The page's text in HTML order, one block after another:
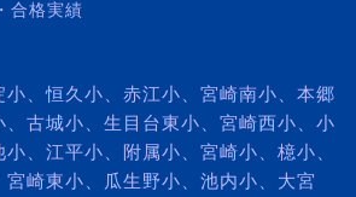
合格実績
、恒久小、赤江小、宮崎南小、本郷
古城小、生目台東小、宮崎西小、小
、江平小、附属小、宮崎小、檍小、
崎東小、瓜生野小、池内小、大宮